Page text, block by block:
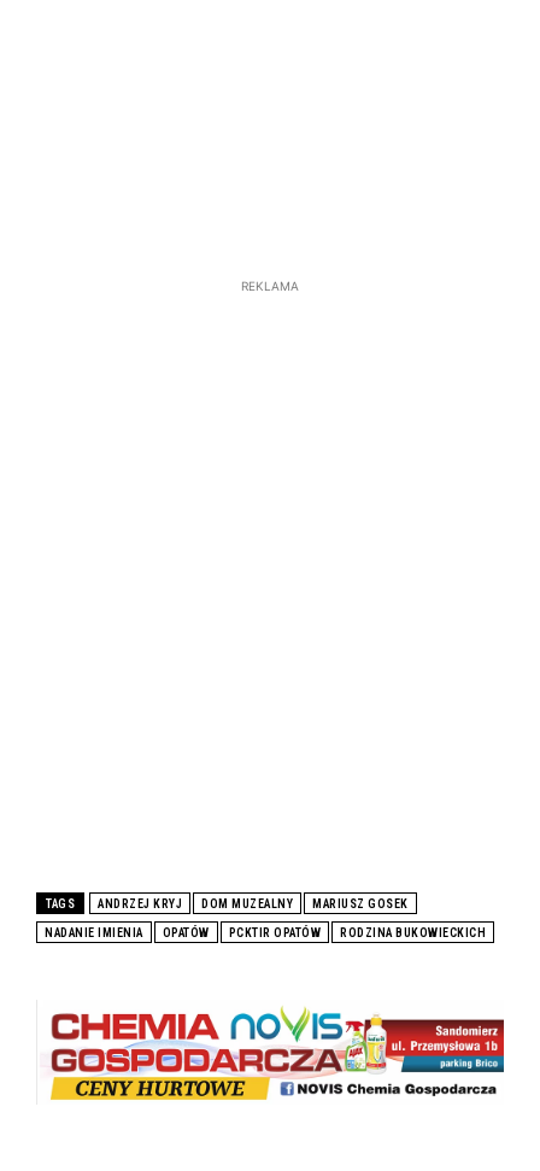
REKLAMA
TAGS ANDRZEJ KRYJ DOM MUZEALNY MARIUSZ GOSEK
NADANIE IMIENIA OPATÓW PCKTIR OPATÓW RODZINA BUKOWIECKICH